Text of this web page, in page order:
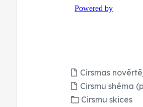
Cirsmas
Cirsmu shēma
Cirsmu skices